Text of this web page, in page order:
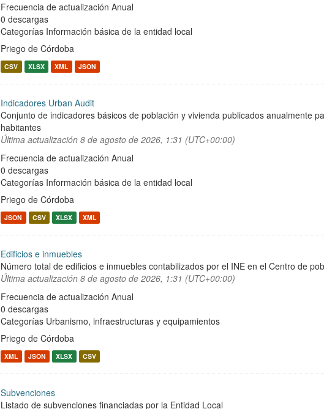
Frecuencia de actualización Anual
0 descargas
Categorías Información básica de la entidad local
Priego de Córdoba
CSV XLSX XML JSON
Indicadores Urban Audit
Conjunto de indicadores básicos de población y vivienda publicados anualmente
habitantes
Última actualización 8 de agosto de 2026, 1:31 (UTC+00:00)
Frecuencia de actualización Anual
0 descargas
Categorías Información básica de la entidad local
Priego de Córdoba
JSON CSV XLSX XML
Edificios e inmuebles
Número total de edificios e inmuebles contabilizados por el INE en el Centro de
Última actualización 8 de agosto de 2026, 1:31 (UTC+00:00)
Frecuencia de actualización Anual
0 descargas
Categorías Urbanismo, infraestructuras y equipamientos
Priego de Córdoba
XML JSON XLSX CSV
Subvenciones
Listado de subvenciones financiadas por la Entidad Local